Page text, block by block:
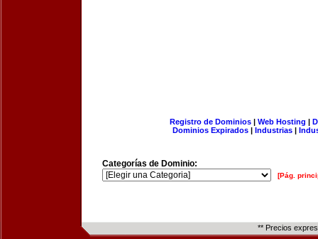
Registro de Dominios| Web Hosting |
Dominios Expirados | Industrias |
Categorías de Dominio:
[Pág.
** Precios